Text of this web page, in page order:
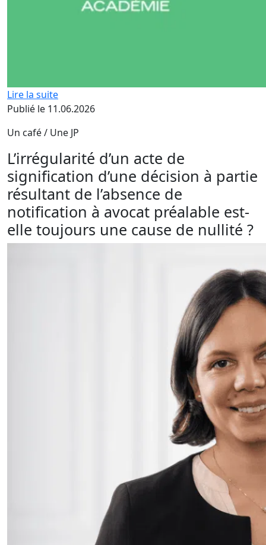
Lire la suite
Publié le 11.06.2026
Un café / Une JP
L’irrégularité d’un acte de
signification d’une décision à partie
résultant de l’absence de
notification à avocat préalable est-
elle toujours une cause de nullité ?